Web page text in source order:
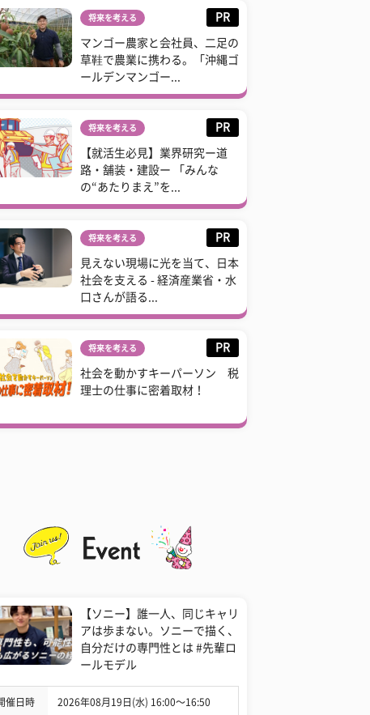
将来を考える PR
マンゴー農家と会社員、二足の
草鞋で農業に携わる。「沖縄ゴ
ールデンマンゴー...
将来を考える PR
【就活生必見】業界研究ー道
路・舗装・建設ー 「みんな
の“あたりまえ”を...
将来を考える PR
見えない現場に光を当て、日本
社会を支える - 経済産業省・水
口さんが語る...
将来を考える PR
社会を動かすキーパーソン 税
理士の仕事に密着取材！
【ソニー】誰一人、同じキャリ
アは歩まない。ソニーで描く、
自分だけの専門性とは #先輩ロ
ールモデル
催日時 2026年08月19日(水) 16:00〜16:50